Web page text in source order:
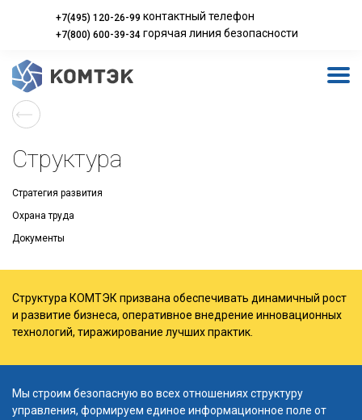
+7(495) 120-26-99 контактный телефон
+7(800) 600-39-34 горячая линия безопасности
Структура
Стратегия развития
Охрана труда
Документы
Структура КОМТЭК призвана обеспечивать динамичный рост
и развитие бизнеса, оперативное внедрение инновационных
технологий, тиражирование лучших практик.
Мы строим безопасную во всех отношениях структуру
управления, формируем единое информационное поле от